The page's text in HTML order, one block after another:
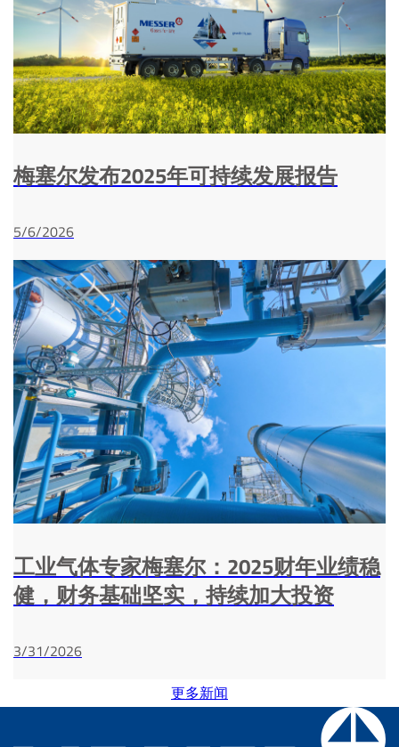
梅塞尔发布2025年可持续发展报告
5/6/2026
工业气体专家梅塞尔：2025财年业绩稳
健，财务基础坚实，持续加大投资
3/31/2026
更多新闻